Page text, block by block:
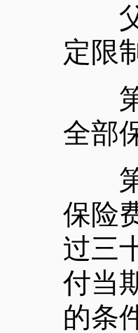
父
定限
第
全部
第
保险
过三
付当
的条